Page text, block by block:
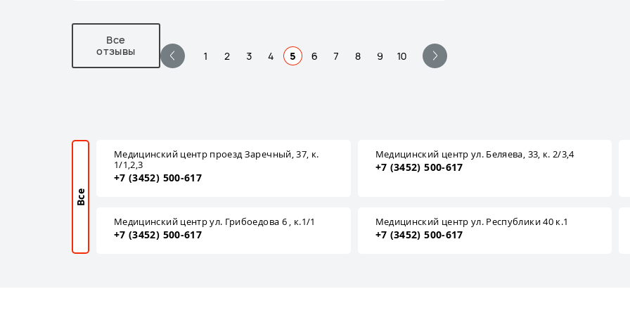
Все
отзывы
1 2 3 4 5 6 7 8 9 10
Медицинский центр проезд Заречный, 37, к.
1/1,2,3
+7 (3452) 500-617
Медицинский центр ул. Беляева, 33, к. 2/3,4
+7 (3452) 500-617
Медицинский центр ул. Грибоедова 6 , к.1/1
+7 (3452) 500-617
Медицинский центр ул. Республики 40 к.1
+7 (3452) 500-617
Все